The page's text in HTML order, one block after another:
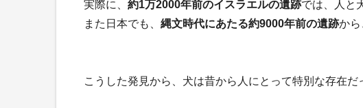
実際に、 約1万2000年前のイスラエルの遺跡では、人と
また日本でも、 縄文時代にあたる約9000年前の遺跡から
こうした発見から、犬は昔から人にとって特別な存在だ